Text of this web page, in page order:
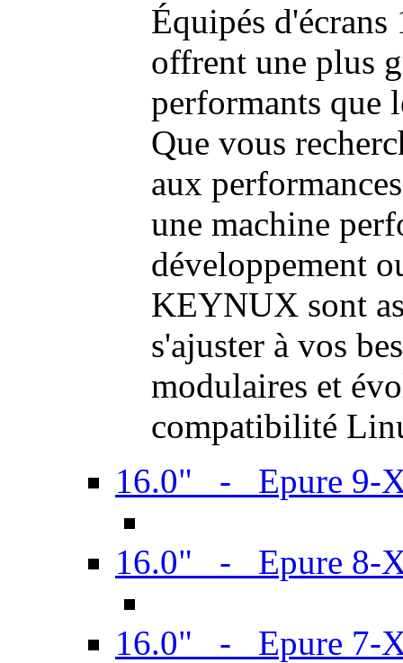
Équipés
offrent une plus
performants que
Que vous
aux
une machine
développement
KEYNUX sont
s'ajuster à vos
modulaires et
compatibilité
16.0" - Epure 9-
16.0" - Epure 8-
16.0" - Epure 7-